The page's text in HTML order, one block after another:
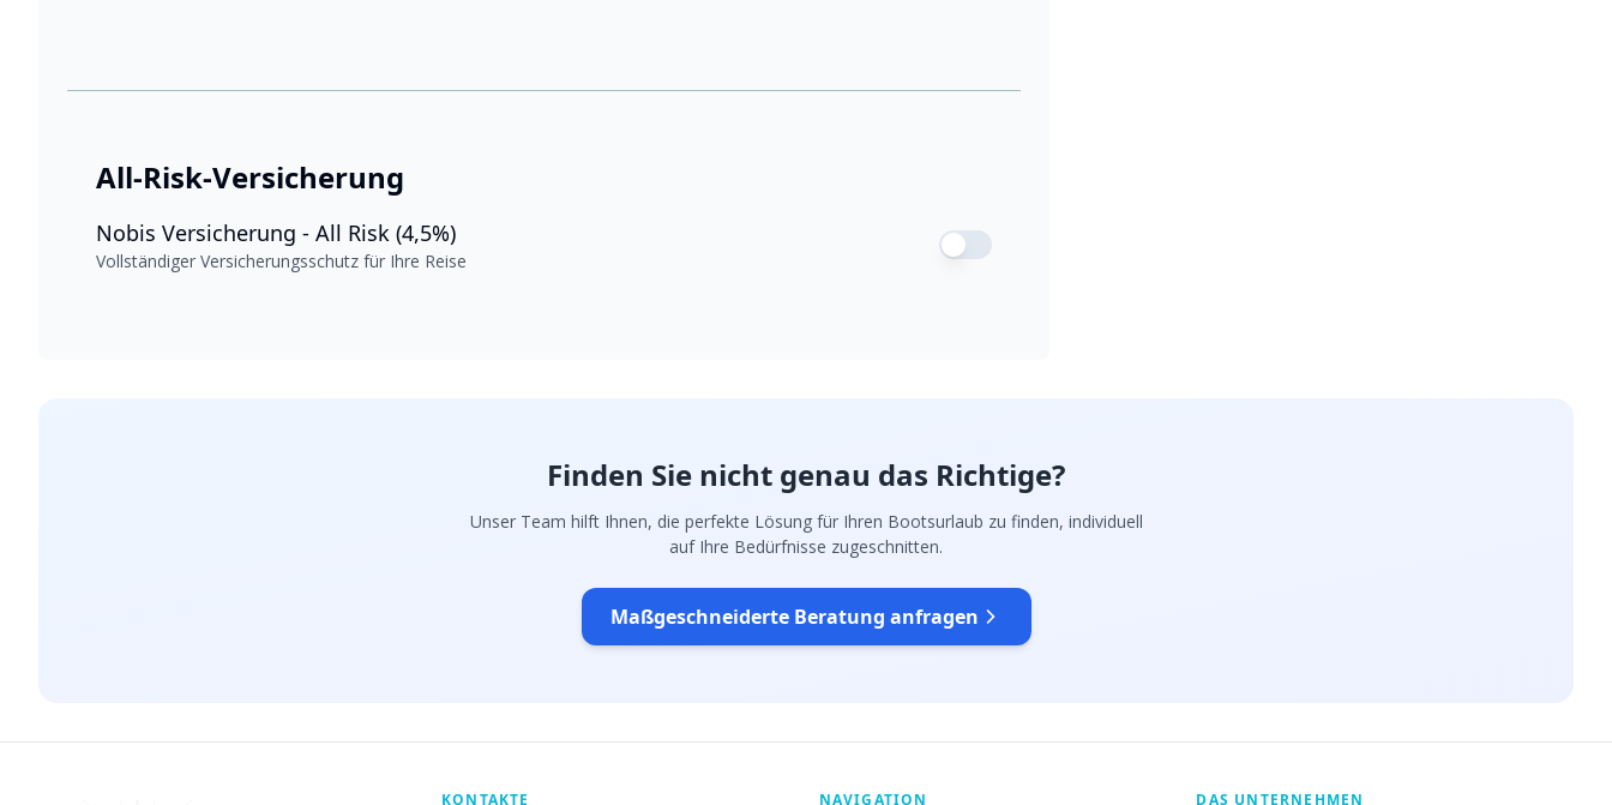
All-Risk-Versicherung
Nobis Versicherung - All Risk (4,5%)
Vollständiger Versicherungsschutz für Ihre Reise
Finden Sie nicht genau das Richtige?
Unser Team hilft Ihnen, die perfekte Lösung für Ihren Bootsurlaub zu finden, individuell
auf Ihre Bedürfnisse zugeschnitten.
Maßgeschneiderte Beratung anfragen
KONTAKTE NAVIGATION DAS UNTERNEHMEN